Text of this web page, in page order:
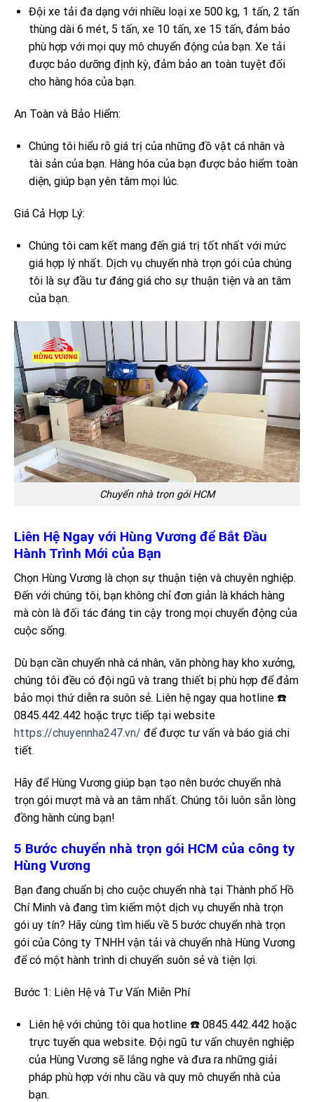
Đội xe tải đa dạng với nhiều loại xe 500 kg, 1 tấn, 2 tấn
thùng dài 6 mét, 5 tấn, xe 10 tấn, xe 15 tấn, đảm bảo
phù hợp với mọi quy mô chuyển động của bạn. Xe tải
được bảo dưỡng định kỳ, đảm bảo an toàn tuyệt đối
cho hàng hóa của bạn.
An Toàn và Bảo Hiểm:
Chúng tôi hiểu rõ giá trị của những đồ vật cá nhân và
tài sản của bạn. Hàng hóa của bạn được bảo hiểm toàn
diện, giúp bạn yên tâm mọi lúc.
Giá Cả Hợp Lý:
Chúng tôi cam kết mang đến giá trị tốt nhất với mức
giá hợp lý nhất. Dịch vụ chuyển nhà trọn gói của chúng
tôi là sự đầu tư đáng giá cho sự thuận tiện và an tâm
của bạn.
Chuyển nhà trọn gói HCM
Liên Hệ Ngay với Hùng Vương để Bắt Đầu
Hành Trình Mới của Bạn
Chọn Hùng Vương là chọn sự thuận tiện và chuyên nghiệp.
Đến với chúng tôi, bạn không chỉ đơn giản là khách hàng
mà còn là đối tác đáng tin cậy trong mọi chuyển động của
cuộc sống.
Dù bạn cần chuyển nhà cá nhân, văn phòng hay kho xưởng,
chúng tôi đều có đội ngũ và trang thiết bị phù hợp để đảm
bảo mọi thứ diễn ra suôn sẻ. Liên hệ ngay qua hotline ☎️
0845.442.442 hoặc trực tiếp tại website
https://chuyennha247.vn/ để được tư vấn và báo giá chi
tiết.
Hãy để Hùng Vương giúp bạn tạo nên bước chuyển nhà
trọn gói mượt mà và an tâm nhất. Chúng tôi luôn sẵn lòng
đồng hành cùng bạn!
5 Bước chuyển nhà trọn gói HCM của công ty
Hùng Vương
Bạn đang chuẩn bị cho cuộc chuyển nhà tại Thành phố Hồ
Chí Minh và đang tìm kiếm một dịch vụ chuyển nhà trọn
gói uy tín? Hãy cùng tìm hiểu về 5 bước chuyển nhà trọn
gói của Công ty TNHH vận tải và chuyển nhà Hùng Vương
để có một hành trình di chuyển suôn sẻ và tiện lợi.
Bước 1: Liên Hệ và Tư Vấn Miễn Phí
Liên hệ với chúng tôi qua hotline ☎️ 0845.442.442 hoặc
trực tuyến qua website. Đội ngũ tư vấn chuyên nghiệp
của Hùng Vương sẽ lắng nghe và đưa ra những giải
pháp phù hợp với nhu cầu và quy mô chuyển nhà của
bạn.